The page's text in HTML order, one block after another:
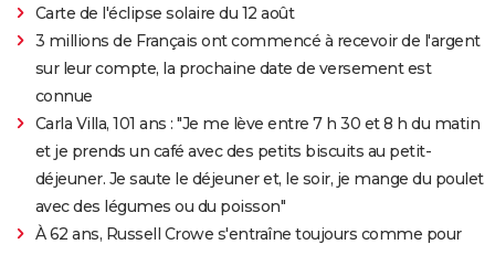
Carte de l'éclipse solaire du 12 août
3 millions de Français ont commencé à recevoir de l'argent
sur leur compte, la prochaine date de versement est
connue
Carla Villa, 101 ans : "Je me lève entre 7 h 30 et 8 h du matin
et je prends un café avec des petits biscuits au petit-
déjeuner. Je saute le déjeuner et, le soir, je mange du poulet
avec des légumes ou du poisson"
À 62 ans, Russell Crowe s'entraîne toujours comme pour